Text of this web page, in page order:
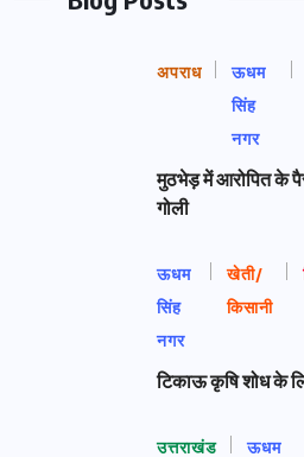
अपराध
ऊधम
सिंह
नगर
मुठभेड़ में आरोपित के
गोली
ऊधम
सिंह
नगर
खेती/
किसानी
टिकाऊ कृषि शोध के
उत्तराखंड
ऊधम